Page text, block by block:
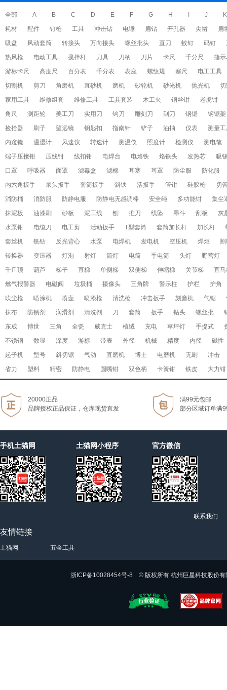
全部 A B C D E F G H J
K
耗材
配件 钉枪 工具 冲击钻 电锤 扁钻 开孔器 尖凿
扁
吸盘
风动套筒 转接头 万向接头 螺丝批头 直刀 蚊钉 码钉
热风枪
电动工具 搅拌杆 刀具 刀柄 刀片 卡尺 千分尺
指
游标卡尺
高度尺 百分表 千分表 表座 螺纹规 塞尺
电工工具
切割机
剪刀 角磨机 直砂机 磨机 砂轮机 砂光机 抛光机
家用工具
维修组套 维修工具 工具套装 木工夹 钢丝钳
老虎钳
角尺
测距轮 美工刀 实用刀 钩刀 雕刻刀 刮刀 钢锯
钢锯架
捡拾器
刷子 望远镜 钥匙扣 指南针 铲子 油抽 仪表
测量
内窥镜
温湿计 风速仪 转速计 测温仪 照度计 检测仪
测电笔
端子压接钳
压线钳 线扣钳 电焊台 电烙铁 烙铁头 发热芯
吸
口罩
呼吸器 面罩 滤毒盒 滤棉 耳塞 耳罩 防尘服
防化服
内六角扳手
呆头扳手 套筒扳手 斜铁 活扳手 管钳 硅胶枪
切
消防桶
消防服 防静电服 防静电无感调棒 安全绳 多功能钳
集尘
抹泥板
油漆刷 砂板 泥工线 刨 推刀 线坠 墨斗 刮板
灰
水泵钳
电缆刀 电工剪 活动扳手 T型套筒 套筒加长杆 加长杆
套丝机
铣钻 反光背心 水泵 电焊机 发电机 空压机 焊炬
转换器
变压器 灯泡 射灯 筒灯 电筒 手电筒 头灯
野营灯
千斤顶
葫芦 梯子 直梯 单侧梯 双侧梯 伸缩梯 关节梯
直
燃气报警器
电磁阀 垃圾桶 摄像头 三角牌 警示柱 护栏
护角
吹尘枪
喷涂机 喷壶 喷漆枪 清洗枪 冲击扳手 刻磨机 气锯
抹布
防锈剂 润滑剂 清洗剂 刀 套筒 扳手 钻头 螺丝批
东成
博世 三角 全瓷 威克士 植绒 充电 草坪灯 手提式
不锈钢
数显 深度 游标 带表 外径 机械 精度 内径
磁性
起子机
型号 斜切锯 气动 直磨机 博士 电磨机 无刷
冲击
省力
塑料 精密 防静电 圆嘴钳 双色柄 卡簧钳 铁皮 大力钳
20000正品
品牌授权正品保证，仓库现货直发
满99元包邮
部分区域订单满
手机土猫网 土猫网小程序 官方微信
联系我们
友情链接
土猫网 五金工具
浙ICP备10028454号-8 © 版权所有 杭州巨星科技股份